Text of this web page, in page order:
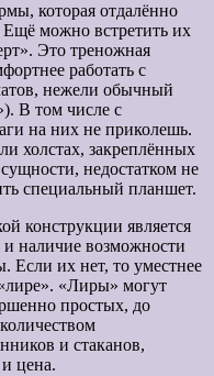
которая отдалённо
Ещё можно встретить их
Это треножная
работать с
нежели обычный
В том числе с
на них не приколешь.
холстах, закреплённых
недостатком не
специальный планшет.
конструкции является
и наличие возможности
Если их нет, то уместнее
«Лиры» могут
простых, до
и стаканов,
цена.